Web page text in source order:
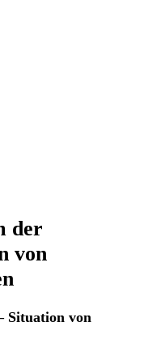
der
von
Situation von